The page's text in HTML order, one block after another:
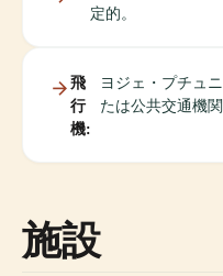
定的。
飛
行
機:
ヨジェ・プチュ
たは公共交通機
施設